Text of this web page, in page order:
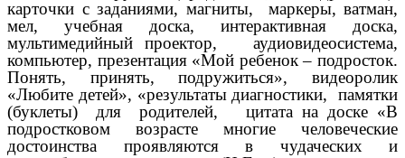
карточки с заданиями, магниты, маркеры, ватман,
мел, учебная доска, интерактивная доска,
мультимедийный проектор, аудиовидеосистема,
компьютер, презентация «Мой ребенок – подросток.
Понять, принять, подружиться», видеоролик
«Любите детей», «результаты диагностики, памятки
(буклеты) для родителей, цитата на доске «В
подростковом возрасте многие человеческие
достоинства проявляются в чудаческих и